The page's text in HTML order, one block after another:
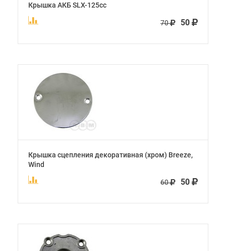
Крышка АКБ SLX-125cc
70 50
Крышка сцепления декоративная (хром) Breeze,
Wind
60 50